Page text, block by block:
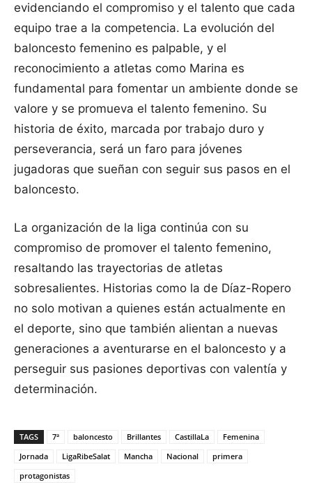
evidenciando el compromiso y el talento que cada
equipo trae a la competencia. La evolución del
baloncesto femenino es palpable, y el
reconocimiento a atletas como Marina es
fundamental para fomentar un ambiente donde se
valore y se promueva el talento femenino. Su
historia de éxito, marcada por trabajo duro y
perseverancia, será un faro para jóvenes
jugadoras que sueñan con seguir sus pasos en el
baloncesto.
La organización de la liga continúa con su
compromiso de promover el talento femenino,
resaltando las trayectorias de atletas
sobresalientes. Historias como la de Díaz-Ropero
no solo motivan a quienes están actualmente en
el deporte, sino que también alientan a nuevas
generaciones a aventurarse en el baloncesto y a
perseguir sus pasiones deportivas con valentía y
determinación.
TAGS 7ª baloncesto Brillantes CastillaLa
Femenina
Jornada
LigaRibeSalat Mancha Nacional
primera
protagonistas